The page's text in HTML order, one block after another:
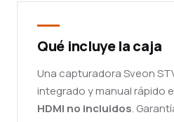
Qué incluye la caja
Una capturadora Sveon
integrado y manual rápido
HDMI no incluidos.